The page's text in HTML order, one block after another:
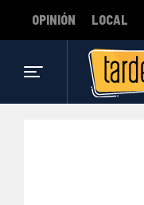
OPINIÓN LOCAL